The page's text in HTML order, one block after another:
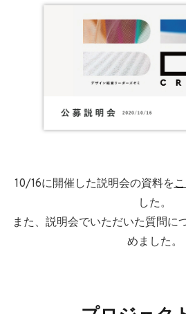
10/16に開催した説明会の資料を
した。
また、説明会でいただいた質問に
めました。